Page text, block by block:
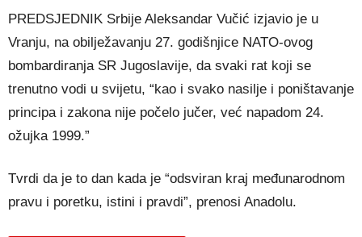
PREDSJEDNIK Srbije Aleksandar Vučić izjavio je u
Vranju, na obilježavanju 27. godišnjice NATO-ovog
bombardiranja SR Jugoslavije, da svaki rat koji se
trenutno vodi u svijetu, “kao i svako nasilje i poništavanje
principa i zakona nije počelo jučer, već napadom 24.
ožujka 1999.”
Tvrdi da je to dan kada je “odsviran kraj međunarodnom
pravu i poretku, istini i pravdi”, prenosi Anadolu.